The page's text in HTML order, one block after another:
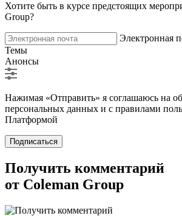
Хотите быть в курсе предстоящих
Group?
Электронная
Темы
Анонсы
Нажимая «Отправить» я соглашаюсь на
персональных данных и с правилами
Платформой
Подписаться
Получить комментарий
от Coleman Group